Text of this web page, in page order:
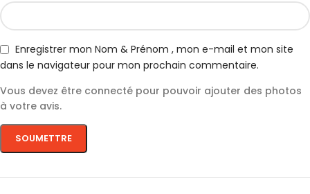
Enregistrer mon Nom & Prénom , mon e-mail et mon site
dans le navigateur pour mon prochain commentaire.
Vous devez être connecté pour pouvoir ajouter des photos
à votre avis.